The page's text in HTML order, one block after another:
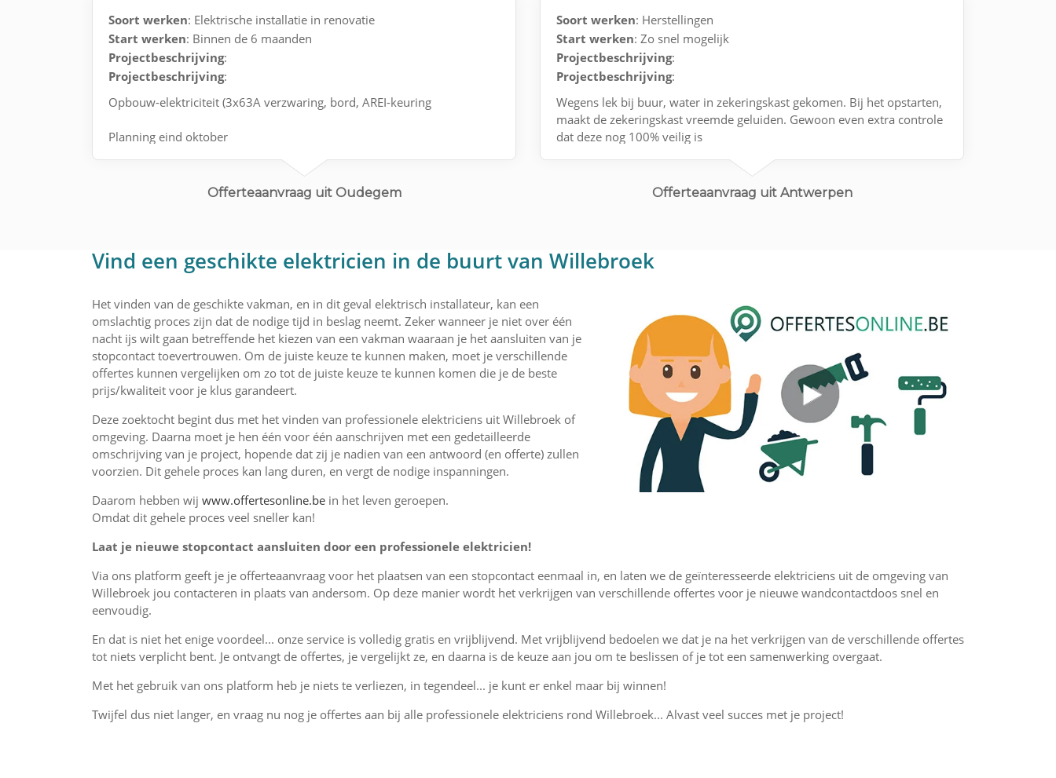
Soort werken: Elektrische installatie in renovatie
Start werken: Binnen de 6 maanden
Projectbeschrijving:
Projectbeschrijving:
Opbouw-elektriciteit (3x63A verzwaring, bord, AREI-keuring
Planning eind oktober
Offerteaanvraag uit Oudegem
Soort werken: Herstellingen
Start werken: Zo snel mogelijk
Projectbeschrijving:
Projectbeschrijving:
Wegens lek bij buur, water in zekeringskast gekomen. Bij het opstarten,
maakt de zekeringskast vreemde geluiden. Gewoon even extra controle
dat deze nog 100% veilig is
Offerteaanvraag uit Antwerpen
Vind een geschikte elektricien in de buurt van Willebroek
Het vinden van de geschikte vakman, en in dit geval elektrisch installateur, kan een
omslachtig proces zijn dat de nodige tijd in beslag neemt. Zeker wanneer je niet over één
nacht ijs wilt gaan betreffende het kiezen van een vakman waaraan je het aansluiten van je
stopcontact toevertrouwen. Om de juiste keuze te kunnen maken, moet je verschillende
offertes kunnen vergelijken om zo tot de juiste keuze te kunnen komen die je de beste
prijs/kwaliteit voor je klus garandeert.
Deze zoektocht begint dus met het vinden van professionele elektriciens uit Willebroek of
omgeving. Daarna moet je hen één voor één aanschrijven met een gedetailleerde
omschrijving van je project, hopende dat zij je nadien van een antwoord (en offerte) zullen
voorzien. Dit gehele proces kan lang duren, en vergt de nodige inspanningen.
Daarom hebben wij www.offertesonline.be in het leven geroepen.
Omdat dit gehele proces veel sneller kan!
Laat je nieuwe stopcontact aansluiten door een professionele elektricien!
Via ons platform geeft je je offerteaanvraag voor het plaatsen van een stopcontact eenmaal in, en laten we de geïnteresseerde elektriciens uit de omgeving van
Willebroek jou contacteren in plaats van andersom. Op deze manier wordt het verkrijgen van verschillende offertes voor je nieuwe wandcontactdoos snel en
eenvoudig.
En dat is niet het enige voordeel... onze service is volledig gratis en vrijblijvend. Met vrijblijvend bedoelen we dat je na het verkrijgen van de verschillende offertes
tot niets verplicht bent. Je ontvangt de offertes, je vergelijkt ze, en daarna is de keuze aan jou om te beslissen of je tot een samenwerking overgaat.
Met het gebruik van ons platform heb je niets te verliezen, in tegendeel... je kunt er enkel maar bij winnen!
Twijfel dus niet langer, en vraag nu nog je offertes aan bij alle professionele elektriciens rond Willebroek... Alvast veel succes met je project!